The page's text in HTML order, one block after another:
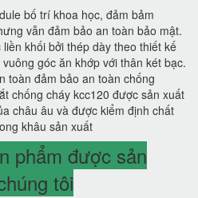
bố trí khoa học, đảm bảm
vẫn đảm bảo an toàn bảo mật.
khối bởi thép dày theo thiết kế
góc ăn khớp với thân két bạc.
toàn đảm bảo an toàn chống
chống cháy kcc120 được sản xuất
châu âu và được kiểm định chất
khâu sản xuất
phẩm được sản
tôi